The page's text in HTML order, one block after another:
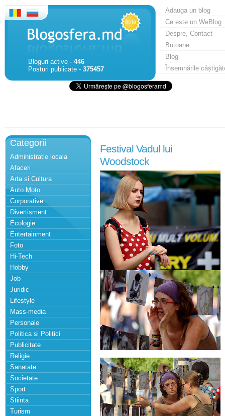
Bloguri active - 446
Posturi publicate - 375457
Adauga un blog
Ce este un WeBlog
Despre, Contact
Butoane
Blog
Însemnările
Categorii
Administratie locala
Afaceri
Arta si Cultura
Auto Moto
Corporative
Divertisment
Ecologie
Entertainment
Foto
Hi-Tech
Hobby
Job
Juridic
Lifestyle
Mass-media
Personale
Politica si Politici
Publicitate
Religie
Sanatate
Societate
Sport
Stiinta
Turism
Festival Vadul lui
Woodstock